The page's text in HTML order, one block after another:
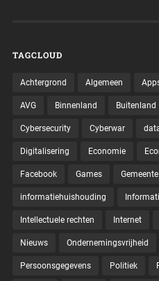
TAGCLOUD
Achtergrond Algemeen
AVG Binnenland Buitenland
Cybersecurity Cyberwar
Digitalisering Economie
Facebook Games Gemeente
informatiehuishouding
Intellectuele rechten Internet
Nieuws Ondernemingsvrijheid
Persoonsgegevens Politiek